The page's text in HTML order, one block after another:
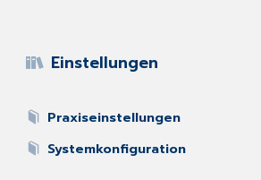
Einstellungen
Praxiseinstellungen
Systemkonfiguration